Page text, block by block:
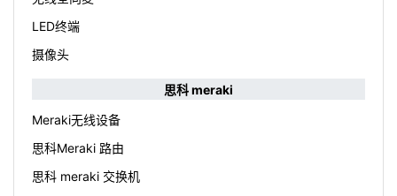
LED终端
摄像头
思科 meraki
Meraki无线设备
思科Meraki 路由
思科 meraki 交换机